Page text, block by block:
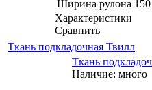
Ширина рулона
Характеристики
Сравнить
Ткань подкладочная Твилл
Ткань
Наличие: много